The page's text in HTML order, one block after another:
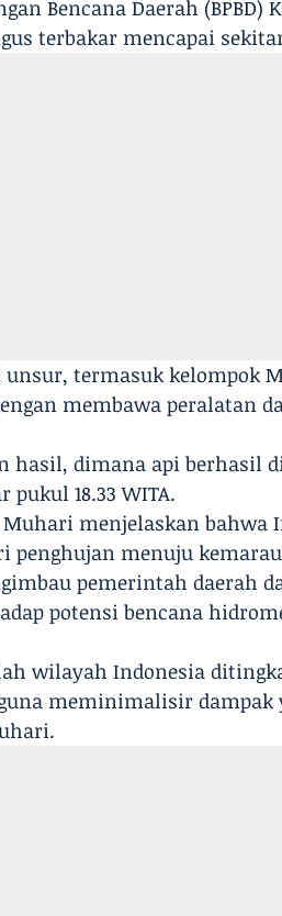
Bencana Daerah (BPBD)
terbakar mencapai
termasuk kelompok
membawa peralatan
hasil, dimana api berhasil
18.33 WITA.
menjelaskan bahwa
penghujan menuju
pemerintah daerah
potensi bencana
wilayah Indonesia
meminimalisir dampak